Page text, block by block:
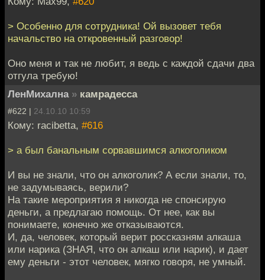
> Особенно для сотрудника! Ой вызовет тебя
начальство на откровенный разговор!
Оно меня и так не любит, я ведь с каждой сдачи два
отгула требую!
ЛенМихална » камрадесса
#622 | 24.10.10 10:59
Кому: racibetta, #616
> а был банальным сорвавшимся алкоголиком
И вы не знали, что он алкоголик? А если знали, то,
не задумываясь, верили?
На такие мероприятия я никогда не спонсирую
деньги, а предлагаю помощь. От нее, как вы
понимаете, конечно же отказываются.
И, да, человек, который верит россказням алкаша
или нарика (ЗНАЯ, что он алкаш или нарик), и дает
ему деньги - этот человек, мягко говоря, не умный.